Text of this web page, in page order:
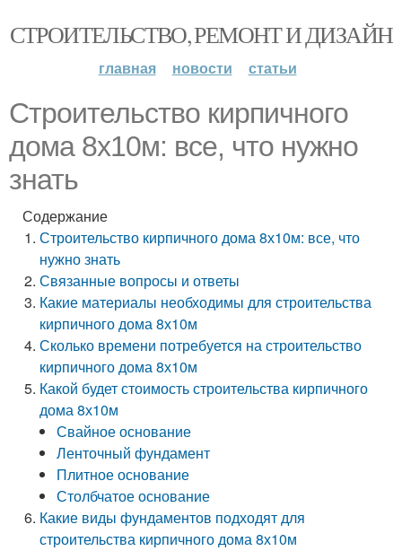
СТРОИТЕЛЬСТВО, РЕМОНТ И ДИЗАЙН
главная новости статьи
Строительство кирпичного
дома 8х10м: все, что нужно
знать
Содержание
Строительство кирпичного дома 8х10м: все, что
нужно знать
Связанные вопросы и ответы
Какие материалы необходимы для строительства
кирпичного дома 8х10м
Сколько времени потребуется на строительство
кирпичного дома 8х10м
Какой будет стоимость строительства кирпичного
дома 8х10м
Свайное основание
Ленточный фундамент
Плитное основание
Столбчатое основание
Какие виды фундаментов подходят для
строительства кирпичного дома 8х10м